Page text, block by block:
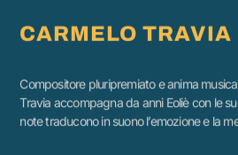
CARMELO TRAVIA
Compositore pluripremiato e anima
Travia accompagna da anni Eoliè con le
note traducono in suono l’emozione e la